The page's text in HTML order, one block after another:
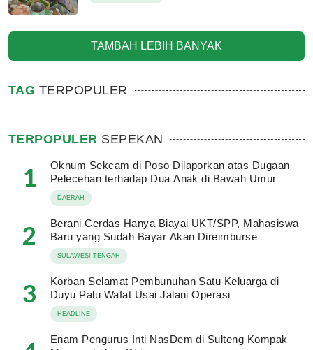
TAMBAH LEBIH BANYAK
TAG TERPOPULER
TERPOPULER SEPEKAN
1
Oknum Sekcam di Poso Dilaporkan atas Dugaan
Pelecehan terhadap Dua Anak di Bawah Umur
DAERAH
2
Berani Cerdas Hanya Biayai UKT/SPP, Mahasiswa
Baru yang Sudah Bayar Akan Direimburse
SULAWESI TENGAH
3
Korban Selamat Pembunuhan Satu Keluarga di
Duyu Palu Wafat Usai Jalani Operasi
HEADLINE
Enam Pengurus Inti NasDem di Sulteng Kompak